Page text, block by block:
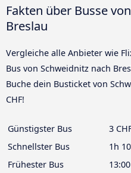
Fakten über Busse
Breslau
Vergleiche alle Anbieter wie
Bus von Schweidnitz nach
Buche dein Busticket von
CHF!
Günstigster Bus
3
Schnellster Bus
1h
Frühester Bus